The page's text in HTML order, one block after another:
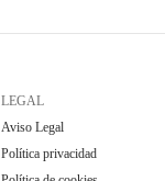
LEGAL
Aviso Legal
Política privacidad